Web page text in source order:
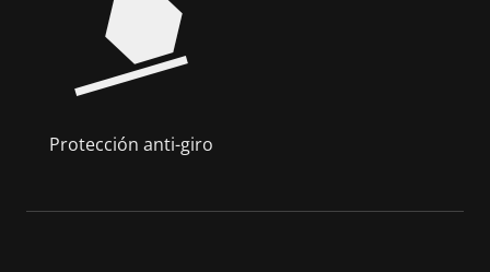
Protección anti-giro